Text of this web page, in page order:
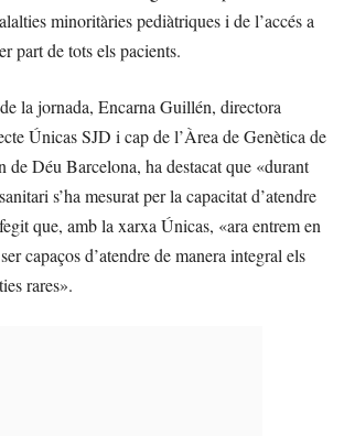
minoritàries pediàtriques i de l’accés a
part de tots els pacients.
la jornada, Encarna Guillén, directora
Únicas SJD i cap de l’Àrea de Genètica de
de Déu Barcelona, ha destacat que «durant
s’ha mesurat per la capacitat d’atendre
que, amb la xarxa Únicas, «ara entrem en
capaços d’atendre de manera integral els
rares».